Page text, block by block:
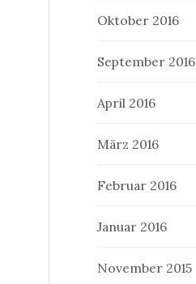
Oktober 2016
September 2016
April 2016
März 2016
Februar 2016
Januar 2016
November 2015